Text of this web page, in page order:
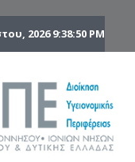
20269:38:51 PM